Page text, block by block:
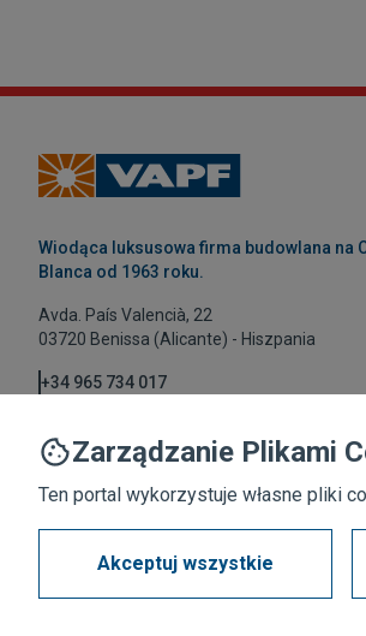
Wiodąca luksusowa firma budowlana na
Blanca od 1963 roku.
Avda. País Valencià, 22
03720 Benissa (Alicante) - Hiszpania
+34 965 734 017
Zarządzanie Plikami
Ten portal wykorzystuje własne pliki
Akceptuj wszystkie